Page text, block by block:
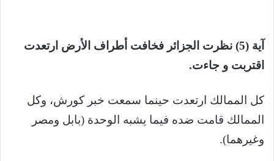
آية (5) نظرت الجزائر فخافت أطراف الأرض ارتعدت
اقتربت و جاءت.
كل الممالك ارتعدت حينما سمعت خبر كورش، وكل
الممالك قامت ضده فيما يشبه الوحدة (بابل ومصر
وغيرهما).